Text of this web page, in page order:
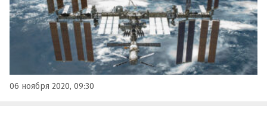
06 ноября 2020, 09:30